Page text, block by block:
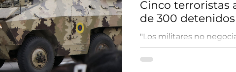
Cinco terroristas
de 300
Fuerzas Armadas
"Los militares no
terroristas abatidos y
por las Fuerzas Armadas